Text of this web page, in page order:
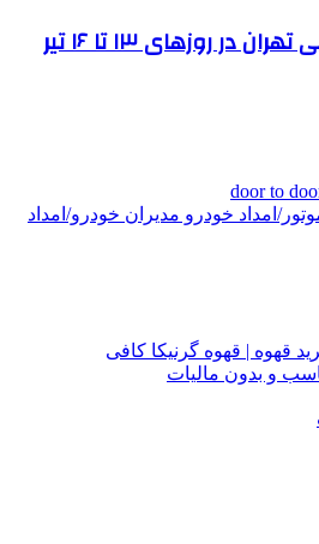
اتحادیه های صنفی تهران در روزهای ۱۳ تا ۱۶ تیر
door to
امداد خودرو مدیران خودرو/امداد
قهوه | قهوه گرنیکا کافی
و بدون مالیات